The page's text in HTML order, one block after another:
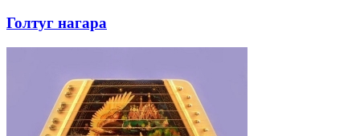
Голтуг нагара